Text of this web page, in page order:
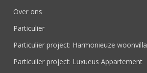
Over ons
Particulier
Particulier project: Harmonieuze woonvilla
Particulier project: Luxueus Appartement